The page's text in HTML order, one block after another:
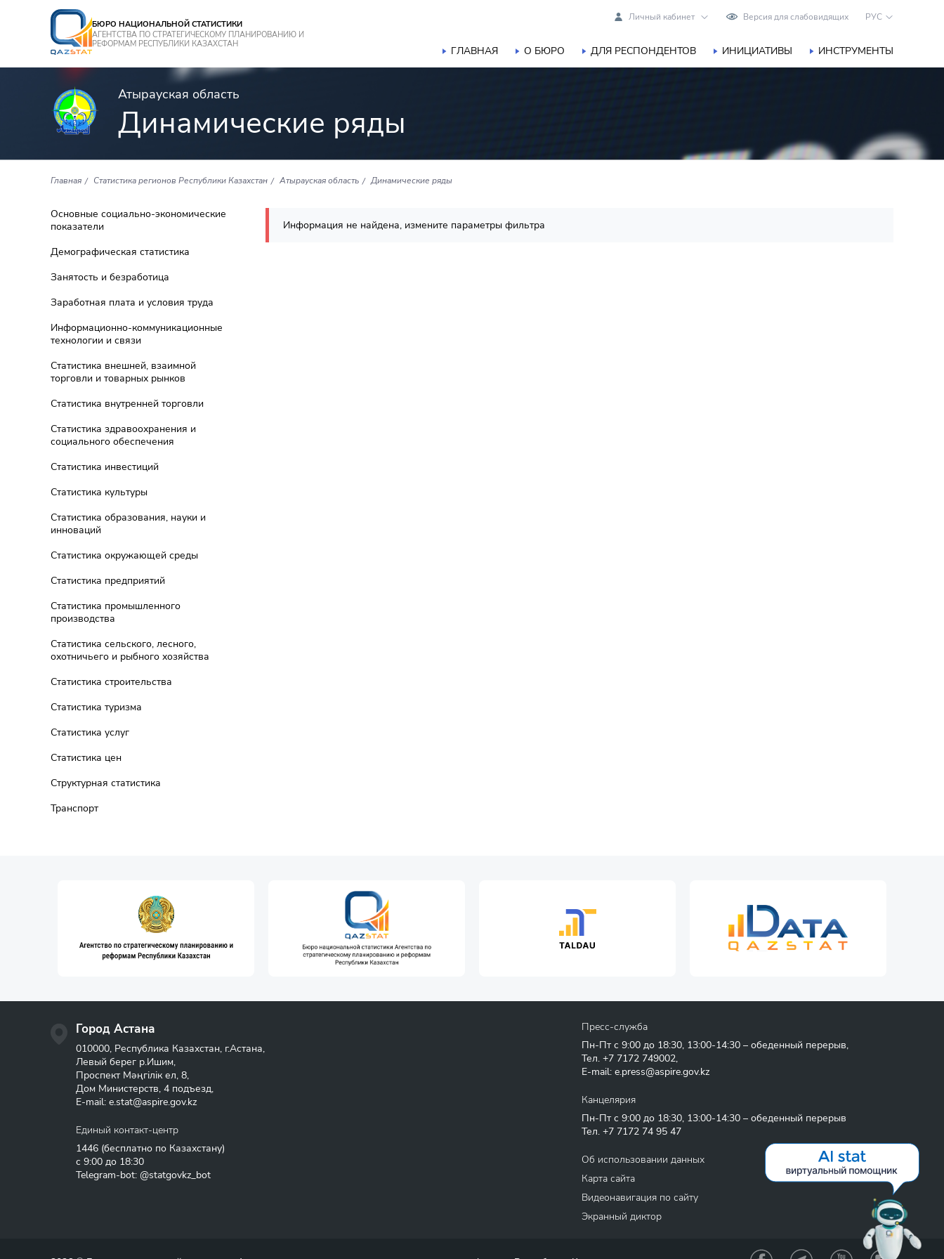
БЮРО НАЦИОНАЛЬНОЙ СТАТИСТИКИ
АГЕНТСТВА ПО СТРАТЕГИЧЕСКОМУ ПЛАНИРОВАНИЮ И
РЕФОРМАМ РЕСПУБЛИКИ КАЗАХСТАН
Личный кабинет Версия для слабовидящих РУС
ГЛАВНАЯ О БЮРО ДЛЯ РЕСПОНДЕНТОВ ИНИЦИАТИВЫ ИНСТРУМЕНТЫ
Атырауская область
Динамические ряды
Главная Статистика регионов Республики Казахстан Атырауская область Динамические ряды
Основные социально-экономические
показатели
Демографическая статистика
Занятость и безработица
Заработная плата и условия труда
Информационно-коммуникационные
технологии и связи
Статистика внешней, взаимной
торговли и товарных рынков
Статистика внутренней торговли
Статистика здравоохранения и
социального обеспечения
Статистика инвестиций
Статистика культуры
Статистика образования, науки и
инноваций
Статистика окружающей среды
Статистика предприятий
Статистика промышленного
производства
Статистика сельского, лесного,
охотничьего и рыбного хозяйства
Статистика строительства
Статистика туризма
Статистика услуг
Статистика цен
Структурная статистика
Транспорт
Информация не найдена, измените параметры фильтра
Город Астана
010000, Республика Казахстан, г.Астана,
Левый берег р.Ишим,
Проспект Мәңгілік ел, 8,
Дом Министерств, 4 подъезд,
E-mail: e.stat@aspire.gov.kz
Единый контакт-центр
1446 (бесплатно по Казахстану)
с 9:00 до 18:30
Telegram-bot: @statgovkz_bot
Пресс-служба
Пн-Пт с 9:00 до 18:30, 13:00-14:30 – обеденный перерыв,
Тел. +7 7172 749002,
E-mail: e.press@aspire.gov.kz
Канцелярия
Пн-Пт с 9:00 до 18:30, 13:00-14:30 – обеденный перерыв
Тел. +7 7172 74 95 47
Об использовании данных
Карта сайта
Видеонавигация по сайту
Экранный диктор